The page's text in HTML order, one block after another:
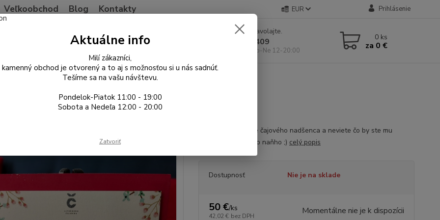
Veľkoobchod Blog Kontakty EUR Prihlásenie
Hľadať
Neviete si rady? Zavolajte.
+421 904 546 409
Po-Pia 11-19:00, So-Ne 12-20:00
0 ks
za 0 €
Degustačné vzorkovnice a poukazy Darčekový poukaz na 50€
poukaz na 50€
Hľadáte darček pre čajového nadšenca a neviete čo by ste mu
vybrali? Nechajte to naňho ;) celý popis
Dostupnosť Nie je na sklade
50 €/ks
42,02 € bez DPH Momentálne nie je k dispozícii
Aktuálne info
Milí zákazníci,
kamenný obchod je otvorený a to aj s možnosťou si u nás sadnúť.
Tešíme sa na vašu návštevu.
Pondelok-Piatok 11:00 - 19:00
Sobota a Nedeľa 12:00 - 20:00
Zatvoriť